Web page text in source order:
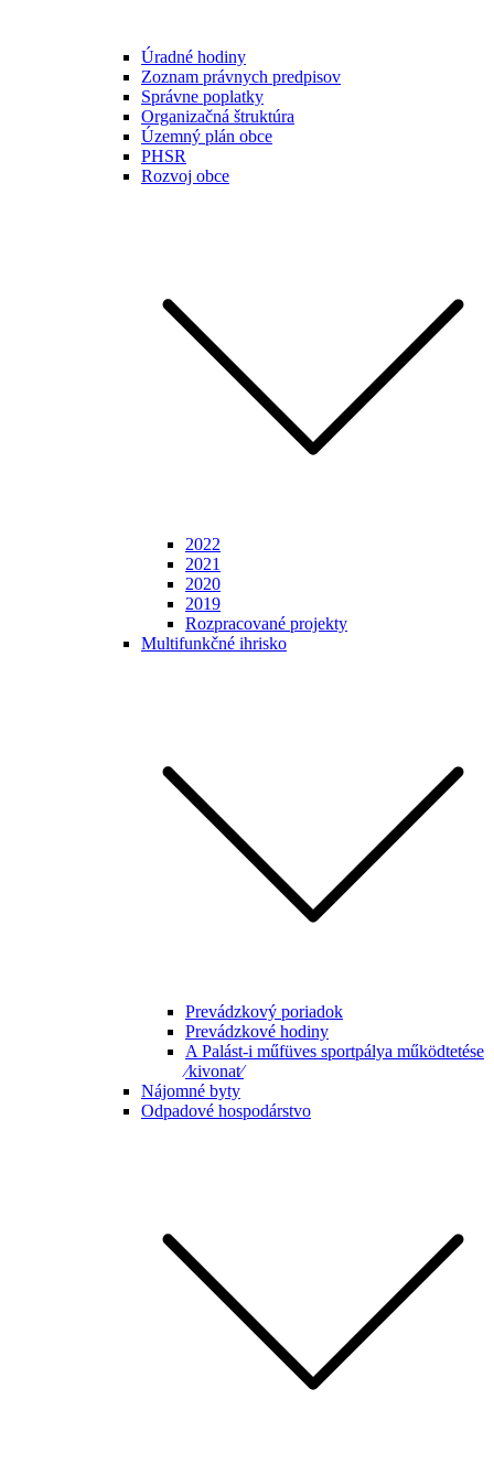
Úradné hodiny
Zoznam právnych predpisov
Správne poplatky
Organizačná štruktúra
Územný plán obce
PHSR
Rozvoj obce
2022
2021
2020
2019
Rozpracované projekty
Multifunkčné ihrisko
Prevádzkový poriadok
Prevádzkové hodiny
A Palást-i műfüves sportpálya működtetése
⁄kivonat⁄
Nájomné byty
Odpadové hospodárstvo